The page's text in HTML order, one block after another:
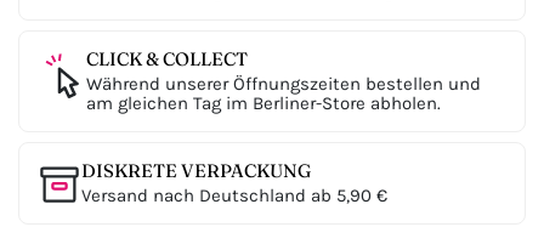
CLICK & COLLECT
Während unserer Öffnungszeiten bestellen und
am gleichen Tag im Berliner-Store abholen.
DISKRETE VERPACKUNG
Versand nach Deutschland ab 5,90 €